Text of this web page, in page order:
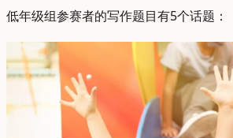
低年级组参赛者的写作题目有5个话题：